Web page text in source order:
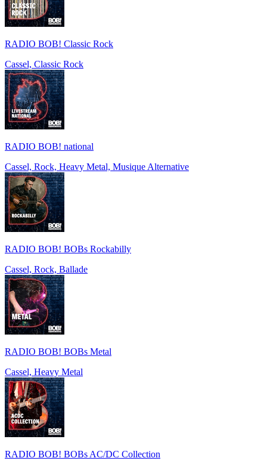
RADIO BOB! Classic Rock
Cassel, Classic Rock
RADIO BOB! national
Cassel, Rock, Heavy Metal, Musique Alternative
RADIO BOB! BOBs Rockabilly
Cassel, Rock, Ballade
RADIO BOB! BOBs Metal
Cassel, Heavy Metal
RADIO BOB! BOBs AC/DC Collection